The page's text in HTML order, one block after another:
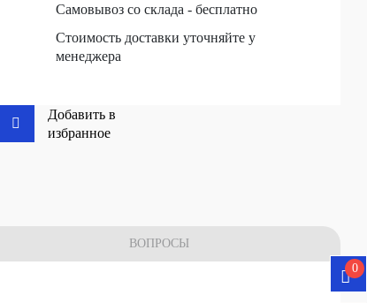
0
Самовывоз со склада - бесплатно
Стоимость доставки уточняйте у
менеджера
Добавить в
избранное
ВОПРОСЫ